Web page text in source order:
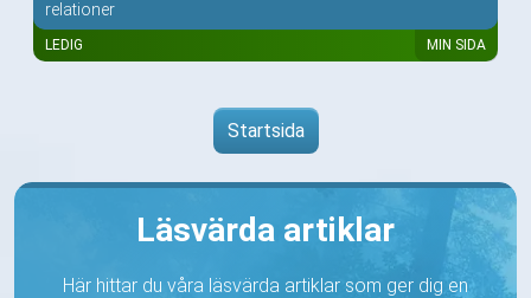
relationer
LEDIG MIN SIDA
Startsida
Läsvärda artiklar
Här hittar du våra läsvärda artiklar som ger dig en